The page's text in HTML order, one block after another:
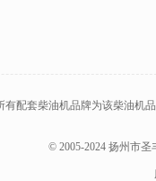
配套柴油机品牌为该柴油
© 2005-2024 扬州市